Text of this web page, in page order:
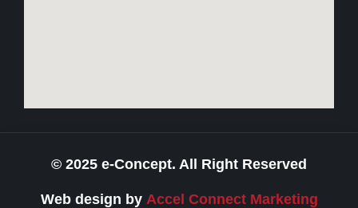
© 2025 e-Concept. All Right Reserved
Web design by Accel Connect Marketing